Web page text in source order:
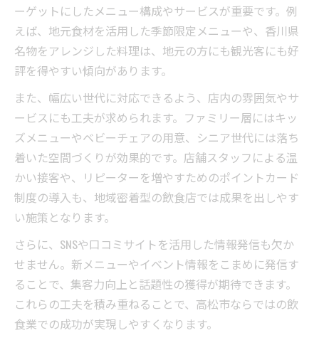
ーゲットにしたメニュー構成やサービスが重要です。例
えば、地元食材を活用した季節限定メニューや、香川県
名物をアレンジした料理は、地元の方にも観光客にも好
評を得やすい傾向があります。
また、幅広い世代に対応できるよう、店内の雰囲気やサ
ービスにも工夫が求められます。ファミリー層にはキッ
ズメニューやベビーチェアの用意、シニア世代には落ち
着いた空間づくりが効果的です。店舗スタッフによる温
かい接客や、リピーターを増やすためのポイントカード
制度の導入も、地域密着型の飲食店では成果を出しやす
い施策となります。
さらに、SNSや口コミサイトを活用した情報発信も欠か
せません。新メニューやイベント情報をこまめに発信す
ることで、集客力向上と話題性の獲得が期待できます。
これらの工夫を積み重ねることで、高松市ならではの飲
食業での成功が実現しやすくなります。